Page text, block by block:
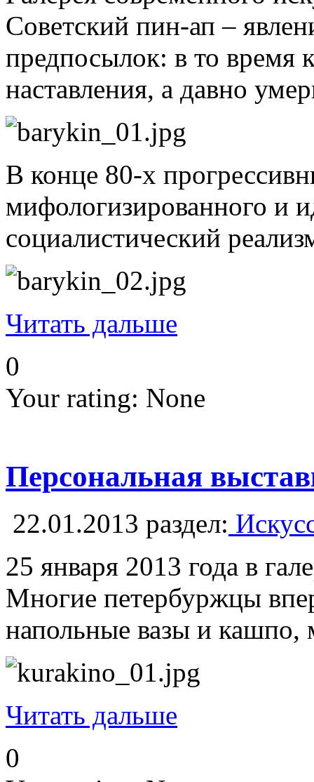
Советский пин-ап –
предпосылок: в то время
наставления, а давно
В конце 80-х
мифологизированного и
социалистический
Читать дальше
0
Your rating: None
Персональная
22.01.2013 раздел:
25 января 2013 года в
Многие петербуржцы
напольные вазы и кашпо,
Читать дальше
0